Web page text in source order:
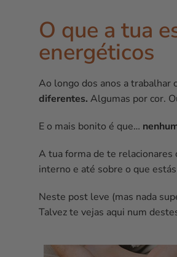
O que a tua
energéticos
Ao longo dos anos a trabalhar
diferentes. Algumas por cor.
E o mais bonito é que…
A tua forma de te relacionares
interno e até sobre o que
Neste post leve (mas nada
Talvez te vejas aqui num